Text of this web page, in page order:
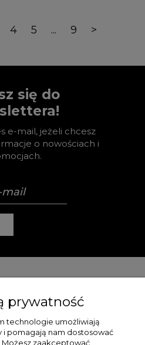
4 5 ... 9 >
się do
e-mail, jeżeli chcesz
o nowościach i
prywatność
technologie umożliwiają
i pomagają nam dostosować
zaakceptować